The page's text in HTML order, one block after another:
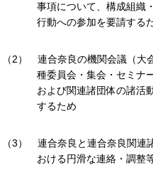
事項について、構成組織
行動への参加を要請する
連合奈良の機関会議（大
種委員会・集会・セミナ
および関連諸団体の諸活
するため
連合奈良と連合奈良関連
おける円滑な連絡・調整